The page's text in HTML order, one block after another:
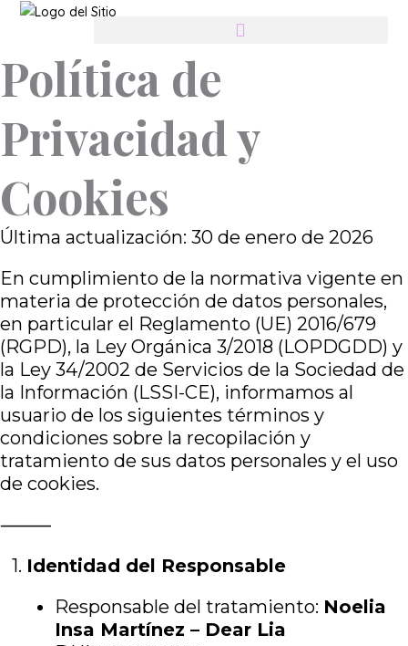
contenido
Política de Privacidad y Cookies
Política de
Privacidad y
Cookies
Última actualización: 30 de enero de 2026
En cumplimiento de la normativa vigente en
materia de protección de datos personales,
en particular el Reglamento (UE) 2016/679
(RGPD), la Ley Orgánica 3/2018 (LOPDGDD) y
la Ley 34/2002 de Servicios de la Sociedad de
la Información (LSSI-CE), informamos al
usuario de los siguientes términos y
condiciones sobre la recopilación y
tratamiento de sus datos personales y el uso
de cookies.
⸻
1.⁠ ⁠ Identidad del Responsable
Responsable del tratamiento: Noelia
Insa Martínez – Dear Lia